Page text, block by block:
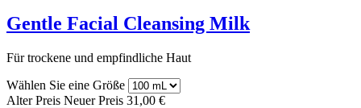
Gentle Facial Cleansing Milk
Für trockene und empfindliche Haut
Wählen Sie eine Größe
Alter Preis Neuer Preis 31,00 €